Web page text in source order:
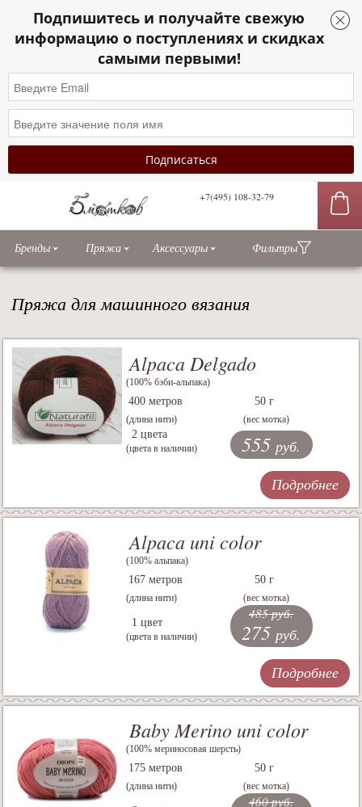
Подпишитесь и получайте свежую
информацию о поступлениях и скидках
самыми первыми!
+7(495) 108-32-79
Бренды Пряжа Аксессуары Фильтры
Пряжа для машинного вязания
Alpaca Delgado
(100% бэби-альпака)
400 метров
(длина нити)
50 г
(вес мотка)
2 цвета
(цвета в наличии) 555 руб.
Подробнее
Alpaca uni color
(100% альпака)
167 метров
(длина нити)
50 г
(вес мотка)
1 цвет
(цвета в наличии)
485 руб.
275 руб.
Подробнее
Baby Merino uni color
(100% мериносовая шерсть)
175 метров
(длина нити)
50 г
(вес мотка)
460 руб.